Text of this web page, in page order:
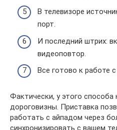
В телевизоре
порт.
И последний штрих:
видеоповтор.
Все готово к работе
Фактически, у этого способа
дороговизны. Приставка
работать с айпадом через
синхронизировать с вашем